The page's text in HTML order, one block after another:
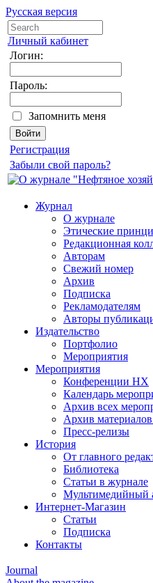
Русская версия
Личный кабинет
Логин:
Пароль:
Запомнить меня
Регистрация
Забыли свой пароль?
Журнал
О журнале
Этические
Редакционная
Авторам
Свежий номер
Архив
Подписка
Рекламодателям
Авторы
Издательство
Портфолио
Мероприятия
Мероприятия
Конференции НХ
Календарь
Архив всех
Архив
Пресс-релизы
История
От главного
Библиотека
Статьи в журнале
Мультимедийный
Интернет-Магазин
Статьи
Подписка
Контакты
Journal